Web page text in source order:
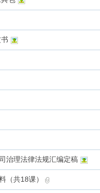
治理法律法规汇编定稿
（共18课）